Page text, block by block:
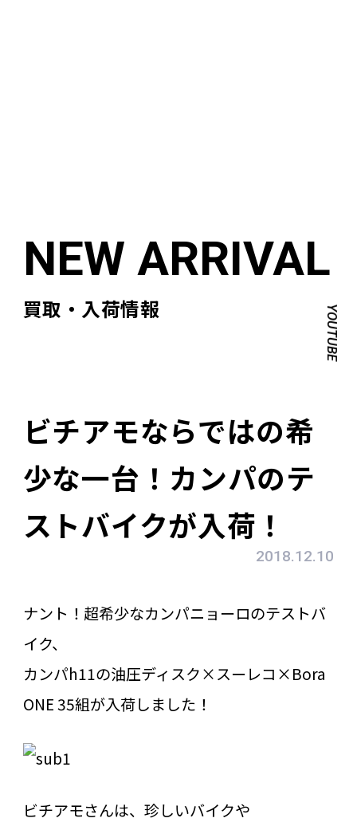
買取・入荷情報 YOUTUBE
ビチアモならではの希
少な一台！カンパのテ
ストバイクが入荷！
2018.12.10
ナント！超希少なカンパニョーロのテストバ
イク、
カンパh11の油圧ディスク×スーレコ×Bora
ONE 35組が入荷しました！
ビチアモさんは、珍しいバイクや